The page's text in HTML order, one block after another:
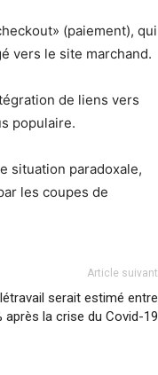
(paiement), qui
vers le site marchand.
de liens vers
populaire.
situation paradoxale,
les coupes de
Article suivant
serait estimé entre
après la crise du Covid-19